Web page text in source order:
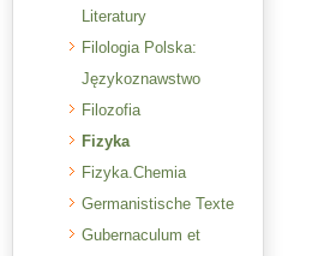
Literatury
Filologia Polska:
Językoznawstwo
Filozofia
Fizyka
Fizyka.Chemia
Germanistische Texte
Gubernaculum et